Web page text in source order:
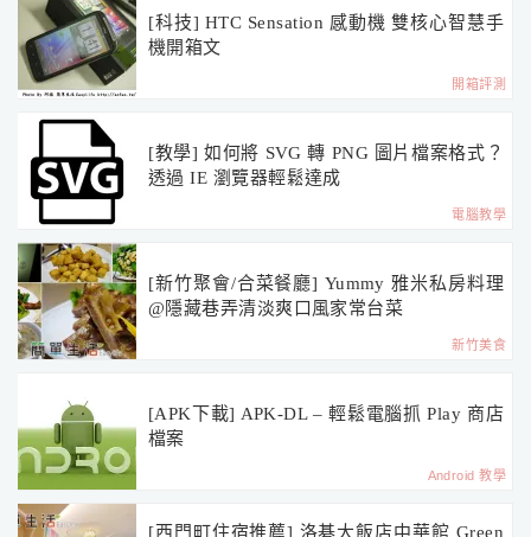
[科技] HTC Sensation 感動機 雙核心智慧手
機開箱文
開箱評測
[教學] 如何將 SVG 轉 PNG 圖片檔案格式？
透過 IE 瀏覽器輕鬆達成
電腦教學
[新竹聚會/合菜餐廳] Yummy 雅米私房料理
@隱藏巷弄清淡爽口風家常台菜
新竹美食
[APK下載] APK-DL – 輕鬆電腦抓 Play 商店
檔案
Android 教學
[西門町住宿推薦] 洛碁大飯店中華館 Green